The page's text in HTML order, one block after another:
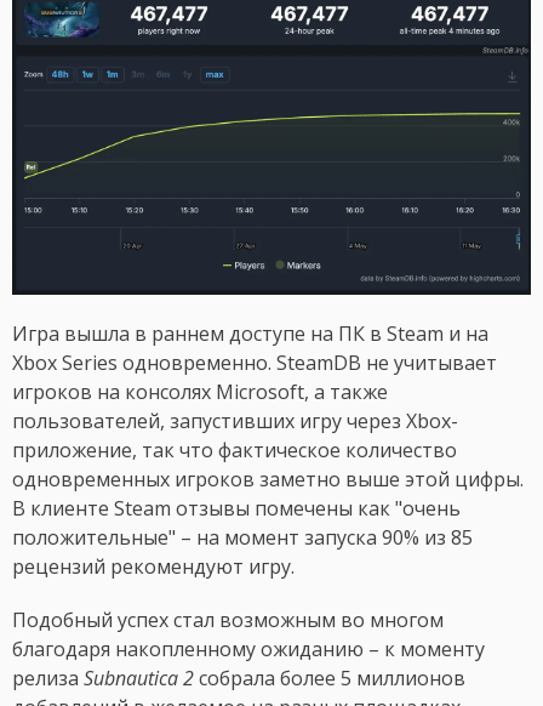
Игра вышла в раннем доступе на ПК в Steam и на
Xbox Series одновременно. SteamDB не учитывает
игроков на консолях Microsoft, а также
пользователей, запустивших игру через Xbox-
приложение, так что фактическое количество
одновременных игроков заметно выше этой цифры.
В клиенте Steam отзывы помечены как "очень
положительные" – на момент запуска 90% из 85
рецензий рекомендуют игру.
Подобный успех стал возможным во многом
благодаря накопленному ожиданию – к моменту
релиза Subnautica 2собрала более 5 миллионов